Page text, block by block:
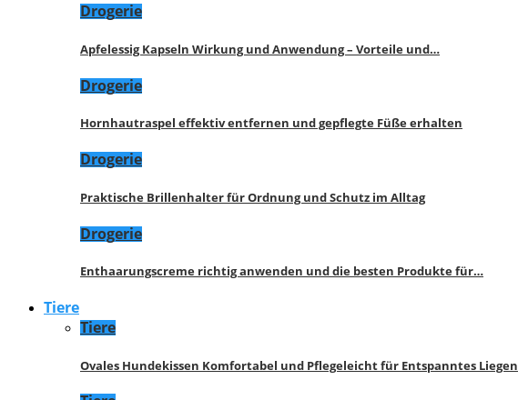
Drogerie
Apfelessig Kapseln Wirkung und Anwendung – Vorteile und…
Drogerie
Hornhautraspel effektiv entfernen und gepflegte Füße erhalten
Drogerie
Praktische Brillenhalter für Ordnung und Schutz im Alltag
Drogerie
Enthaarungscreme richtig anwenden und die besten Produkte für…
Tiere
Tiere
Ovales Hundekissen Komfortabel und Pflegeleicht für Entspanntes Liegen